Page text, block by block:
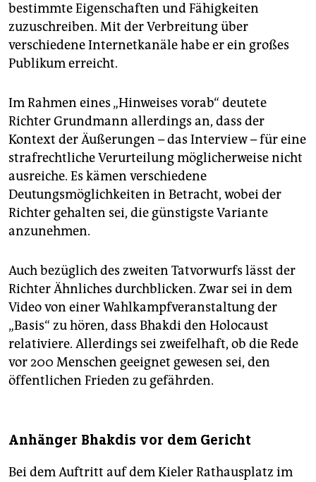
bestimmte Eigenschaften und Fähigkeiten
zuzuschreiben. Mit der Verbreitung über
verschiedene Internetkanäle habe er ein großes
Publikum erreicht.
Im Rahmen eines „Hinweises vorab“ deutete
Richter Grundmann allerdings an, dass der
Kontext der Äußerungen – das Interview – für eine
strafrechtliche Verurteilung möglicherweise nicht
ausreiche. Es kämen verschiedene
Deutungsmöglichkeiten in Betracht, wobei der
Richter gehalten sei, die günstigste Variante
anzunehmen.
Auch bezüglich des zweiten Tatvorwurfs lässt der
Richter Ähnliches durchblicken. Zwar sei in dem
Video von einer Wahlkampfveranstaltung der
„Basis“ zu hören, dass Bhakdi den Holocaust
relativiere. Allerdings sei zweifelhaft, ob die Rede
vor 200 Menschen geeignet gewesen sei, den
öffentlichen Frieden zu gefährden.
Anhänger Bhakdis vor dem Gericht
Bei dem Auftritt auf dem Kieler Rathausplatz im